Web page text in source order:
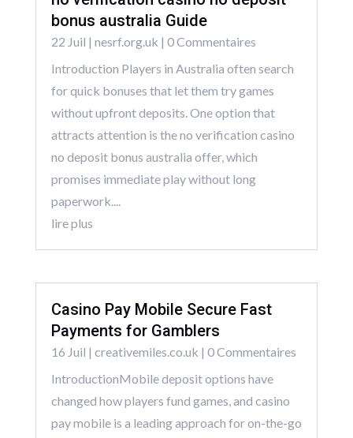
bonus australia Guide
22 Juil | nesrf.org.uk | 0 Commentaires
Introduction Players in Australia often search
for quick bonuses that let them try games
without upfront deposits. One option that
attracts attention is the no verification casino
no deposit bonus australia offer, which
promises immediate play without long
paperwork....
lire plus
Casino Pay Mobile Secure Fast
Payments for Gamblers
16 Juil | creativemiles.co.uk | 0 Commentaires
IntroductionMobile deposit options have
changed how players fund games, and casino
pay mobile is a leading approach for on-the-go